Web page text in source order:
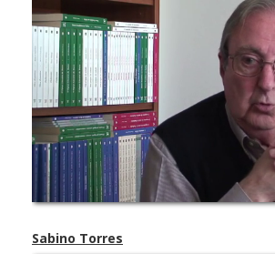
Sabino Torres